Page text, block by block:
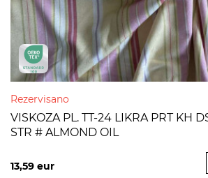
Rezervisano
VISKOZA PL. TT-24 LIKRA PRT KH
STR # ALMOND OIL
13,59 eur